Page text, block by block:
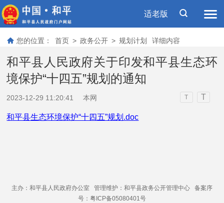
适老版
您的位置： 首页 > 政务公开 > 规划计划 详细内容
和平县人民政府关于印发和平县生态环
境保护“十四五”规划的通知
2023-12-29 11:20:41 本网 T T
和平县生态环境保护“十四五”规划.doc
主办：和平县人民政府办公室 管理维护：和平县政务公开管理中心 备案序
号：粤ICP备05080401号